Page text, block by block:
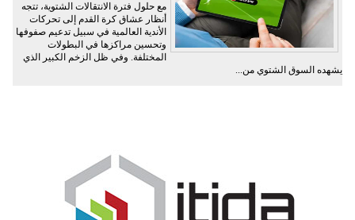
مع حلول فترة الانتقالات الشتوية، تتجه
أنظار عشاق كرة القدم إلى تحركات
الأندية العالمية في سبيل تدعيم صفوفها
وتحسين مراكزها في البطولات
المختلفة. وفي ظل الزخم الكبير الذي
يشهده السوق الشتوي من...